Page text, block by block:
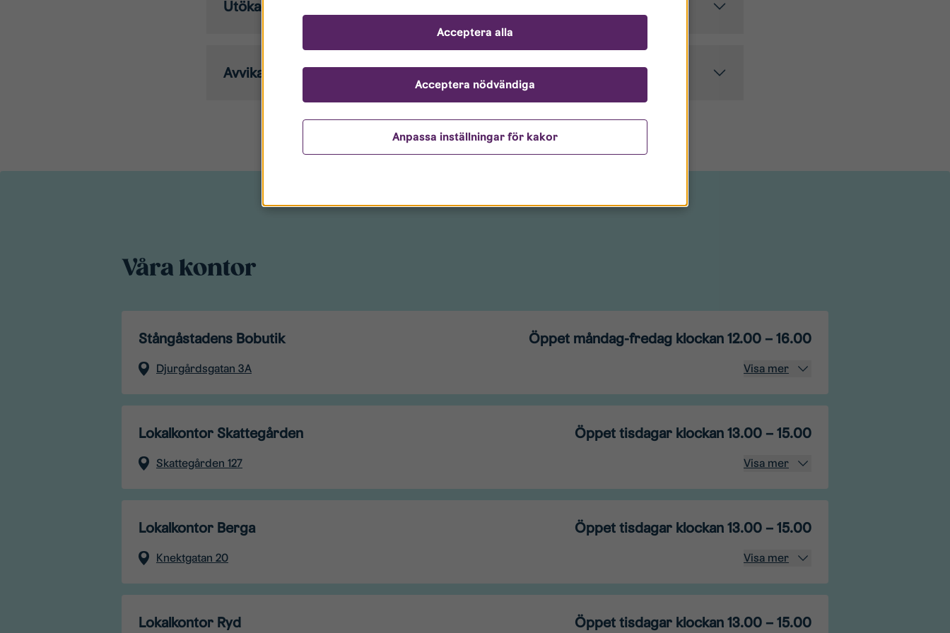
Utökade öppettider vid månadsskiften
Avvikande öppettider
Våra kontor
Stångåstadens Bobutik Öppet måndag-fredag​ klockan 12.00 – 16.00
Djurgårdsgatan 3A Visa mer
Lokalkontor Skattegården Öppet tisdagar klockan 13.00 – 15.00
Skattegården 127 Visa mer
Lokalkontor Berga Öppet tisdagar klockan 13.00 – 15.00
Knektgatan 20 Visa mer
Lokalkontor Ryd Öppet tisdagar klockan 13.00 – 15.00
Anpassa inställningar för kakor
Acceptera nödvändiga
Acceptera alla